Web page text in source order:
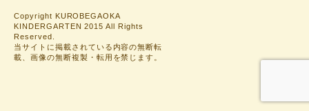
Copyright KUROBEGAOKA
KINDERGARTEN 2015 All Rights
Reserved.
当サイトに掲載されている内容の無断転
載、画像の無断複製・転用を禁じます。